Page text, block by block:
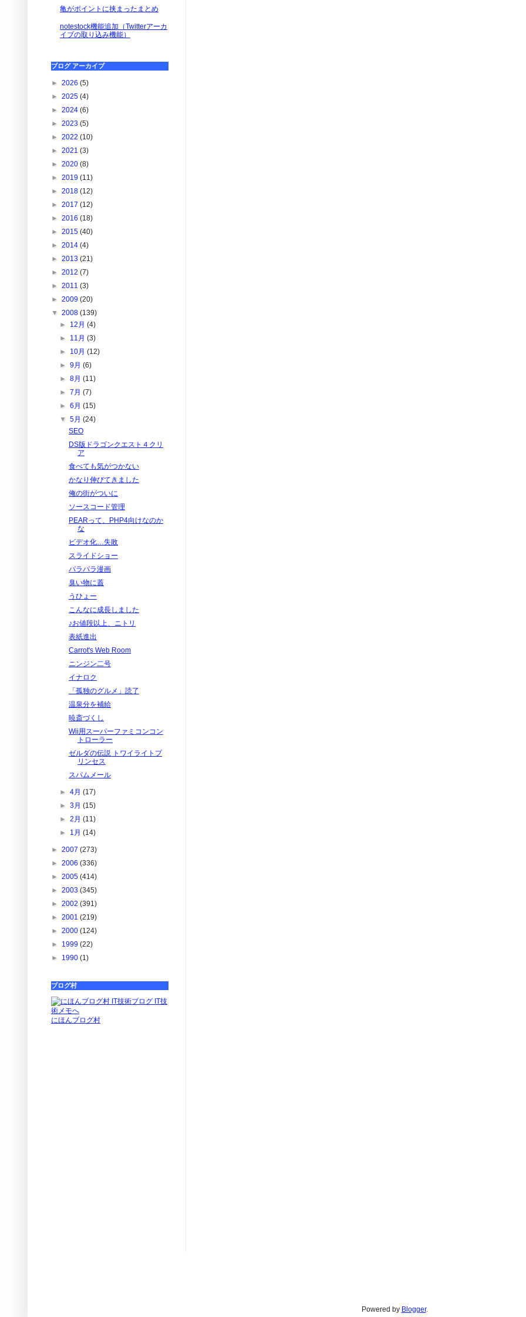
亀がポイントに挟まったまとめ
notestock機能追加（Twitterアーカ
イブの取り込み機能）
ブログ アーカイブ
► 2026 (5)
► 2025 (4)
► 2024 (6)
► 2023 (5)
► 2022 (10)
► 2021 (3)
► 2020 (8)
► 2019 (11)
► 2018 (12)
► 2017 (12)
► 2016 (18)
► 2015 (40)
► 2014 (4)
► 2013 (21)
► 2012 (7)
► 2011 (3)
► 2009 (20)
▼ 2008 (139)
► 12月(4)
► 11月(3)
► 10月(12)
►9月(6)
►8月(11)
►7月(7)
►6月(15)
▼5月(24)
SEO
DS版ドラゴンクエスト４クリ
ア
食べても気がつかない
かなり伸びてきました
俺の街がついに
ソースコード管理
PEARって、PHP4向けなのか
な
ビデオ化…失敗
スライドショー
パラパラ漫画
臭い物に蓋
うひょー
こんなに成長しました
♪お値段以上、ニトリ
表紙進出
Carrot's Web Room
ニンジン二号
イナロク
「孤独のグルメ」読了
温泉分を補給
暁斎づくし
Wii用スーパーファミコンコン
トローラー
ゼルダの伝説 トワイライトプ
リンセス
スパムメール
►4月(17)
►3月(15)
►2月(11)
► 1月(14)
► 2007 (273)
► 2006 (336)
► 2005 (414)
► 2003 (345)
► 2002 (391)
► 2001 (219)
► 2000 (124)
► 1999 (22)
► 1990 (1)
ブログ村
にほんブログ村
Powered by Blogger.